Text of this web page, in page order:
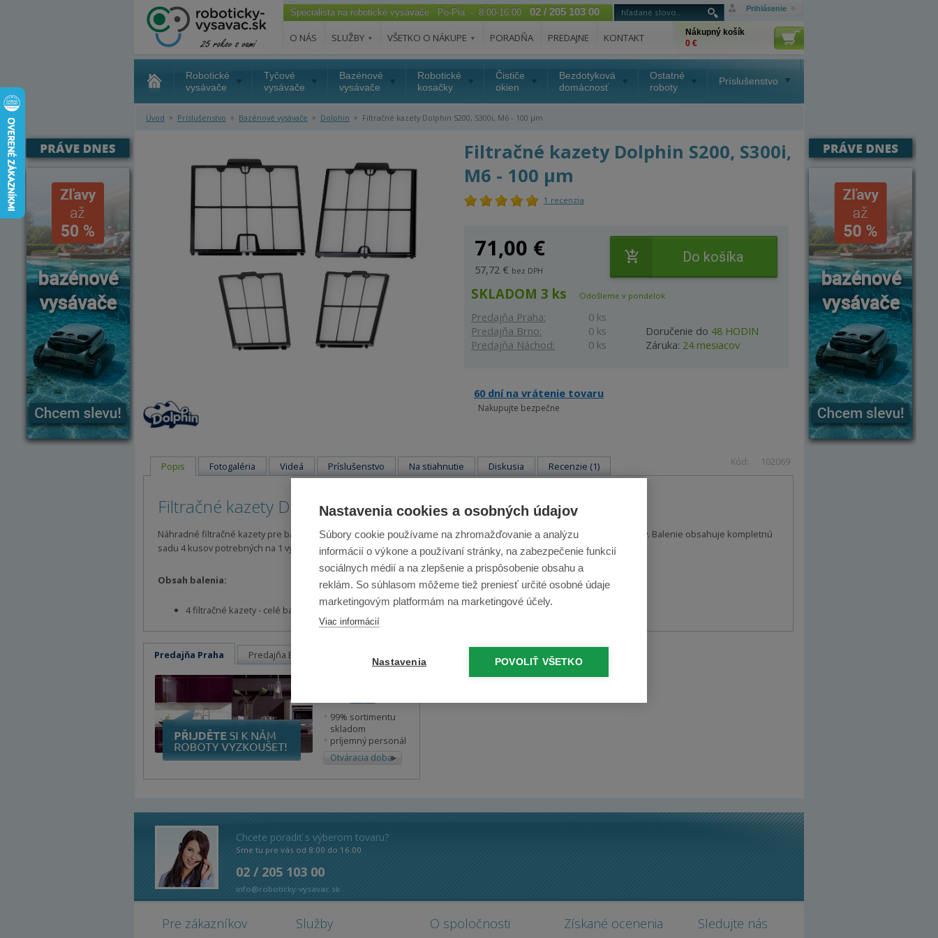
Prihlásenie
Špecialista na robotické vysávače Po-Pia - 8:00-16:00 02 / 205 103 00
O NÁS SLUŽBY VŠETKO O NÁKUPE PORADŇA PREDAJNE KONTAKT
Nákupný košík
0 €
Robotické
vysávače
Tyčové
vysávače
Bazénové
vysávače
Robotické
kosačky
Čističe
okien
Bezdotyková
domácnosť
Ostatné
roboty
Príslušenstvo
Úvod » Príslušenstvo » Bazénové vysávače » Dolphin » Filtračné kazety Dolphin S200, S300i, M6 - 100 µm
Filtračné kazety Dolphin S200, S300i,
M6 - 100 µm
1 recenzia
71,00 €
57,72 € bez DPH
Do košíka
SKLADOM 3 ks Odošleme v pondelok
Predajňa Praha:
0 ks
Predajňa Brno:
0 ks
Predajňa Náchod:
0 ks
Doručenie do 48 HODIN
Záruka: 24 mesiacov
60 dní na vrátenie tovaru
Nakupujte bezpečne
Kód: 102069
Popis Fotogaléria Videá Príslušenstvo Na stiahnutie Diskusia Recenzie (1)
Filtračné kazety Dolphin S200, S300i, M6 - 100 µm
Náhradné filtračné kazety pre bazénové vysávače Dolphin S200, S300i a SUPREME M6 (M600) s hustotou 100 mikrónov. Balenie obsahuje kompletnú
sadu 4 kusov potrebných na 1 výmenu.
Obsah balenia:
4 filtračné kazety - celé balenie pre stroj
Predajňa Praha Predajňa Brno
99% sortimentu
skladom
príjemný personál
Otváracia doba
Chcete poradiť s výberom tovaru?
Sme tu pre vás od 8:00 do 16:00
02 / 205 103 00
info@roboticky-vysavac.sk
Pre zákazníkov Služby O spoločnosti Získané ocenenia Sledujte nás
Nastavenia cookies a osobných údajov
Súbory cookie používame na zhromažďovanie a analýzu
informácií o výkone a používaní stránky, na zabezpečenie funkcií
sociálnych médií a na zlepšenie a prispôsobenie obsahu a
reklám. So súhlasom môžeme tiež preniesť určité osobné údaje
marketingovým platformám na marketingové účely.
Viac informácií
Nastavenia POVOLIŤ VŠETKO